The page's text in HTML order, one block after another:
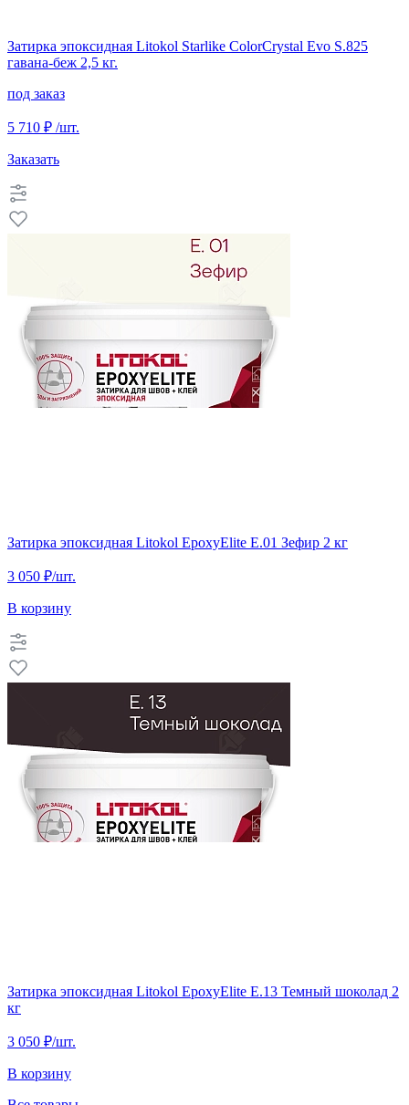
Затирка эпоксидная Litokol Starlike ColorCrystal Evo S.825
гавана-беж 2,5 кг.
под заказ
5 710 ₽ /шт.
Заказать
Затирка эпоксидная Litokol EpoxyElite E.01 Зефир 2 кг
3 050 ₽/шт.
В корзину
Затирка эпоксидная Litokol EpoxyElite E.13 Темный шоколад 2
кг
3 050 ₽/шт.
В корзину